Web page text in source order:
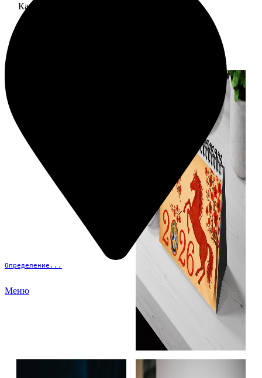
Определение...
Меню
Календарь магнитный отрывной